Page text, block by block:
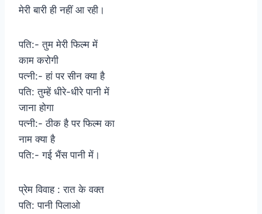
मेरी बारी ही नहीं आ रही।
पति:- तुम मेरी फिल्म में
काम करोगी
पत्नी:- हां पर सीन क्या है
पति: तुम्हें धीरे-धीरे पानी में
जाना होगा
पत्नी:- ठीक है पर फिल्म का
नाम क्या है
पति:- गई भैंस पानी में।
प्रेम विवाह : रात के वक्त
पति: पानी पिलाओ